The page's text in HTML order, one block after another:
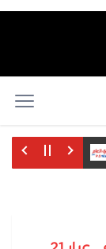
وزير الشباب